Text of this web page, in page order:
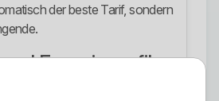
der beste Tarif, sondern
Energieprofil